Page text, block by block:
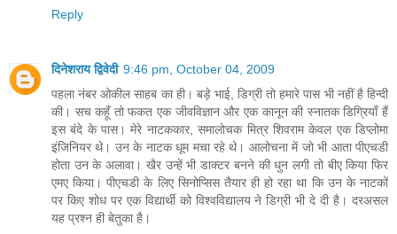
Reply
दिनेशराय द्विवेदी 9:46 pm, October 04, 2009
पहला नंबर ओकील साहब का ही। बड़े भाई, डिग्री तो हमारे पास भी नहीं है हिन्दी
की। सच कहूँ तो फकत एक जीवविज्ञान और एक कानून की स्नातक डिग्रियाँ हैं
इस बंदे के पास। मेरे नाटककार, समालोचक मित्र शिवराम केवल एक डिप्लोमा
इंजिनियर थे। उन के नाटक धूम मचा रहे थे। आलोचना में जो भी आता पीएचडी
होता उन के अलावा। खैर उन्हें भी डाक्टर बनने की धुन लगी तो बीए किया फिर
एमए किया। पीएचडी के लिए सिनोप्सिस तैयार ही हो रहा था कि उन के नाटकों
पर किए शोध पर एक विद्यार्थी को विश्वविद्यालय ने डिग्री भी दे दी है। दरअसल
यह प्रश्न ही बेतुका है।